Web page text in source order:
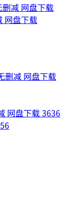
删减 网盘下载
网盘下载
删减 网盘下载
网盘下载3636